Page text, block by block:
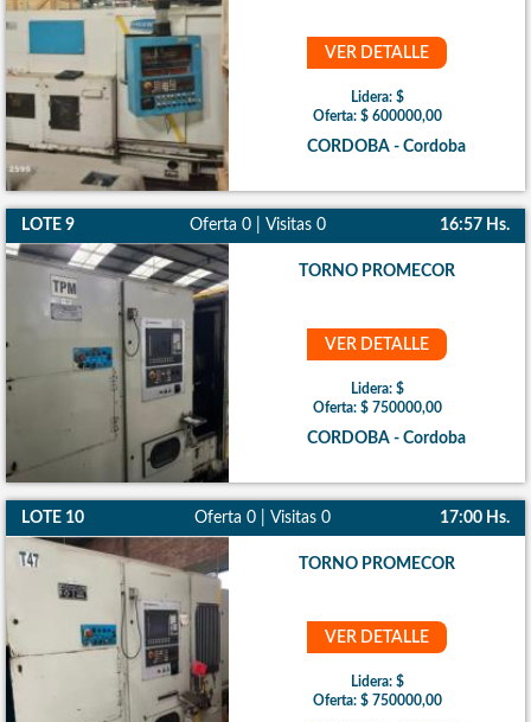
VER DETALLE
Lidera: $
Oferta: $ 600000,00
CORDOBA - Cordoba
LOTE 9 Oferta 0 | Visitas 0 16:57 Hs.
TORNO PROMECOR
VER DETALLE
Lidera: $
Oferta: $ 750000,00
CORDOBA - Cordoba
LOTE 10 Oferta 0 | Visitas 0 17:00 Hs.
TORNO PROMECOR
VER DETALLE
Lidera: $
Oferta: $ 750000,00